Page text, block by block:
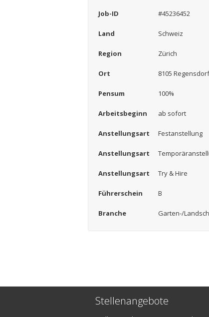
Job-ID #45236452
Land Schweiz
Region Zürich
Ort 8105 Regensdorf
Pensum 100%
Arbeitsbeginn ab sofort
Anstellungsart Festanstellung
Anstellungsart
Anstellungsart Try & Hire
Führerschein B
Branche Garten-/
Stellenangebote